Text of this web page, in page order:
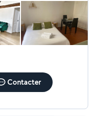
de la gestion du linge,
location, nous
nous
sommes une
de la satisfaction
plus !
Contacter